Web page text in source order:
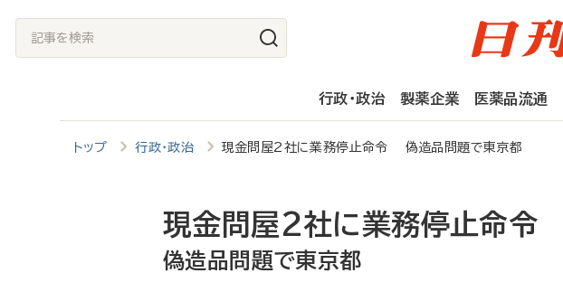
記
事
行政・政治 製薬企業 医薬品流通
トップ 行政・政治 現金問屋2社に業務停止命令 偽造品問題で東京都
現金問屋2社に業務停止命令
偽造品問題で東京都